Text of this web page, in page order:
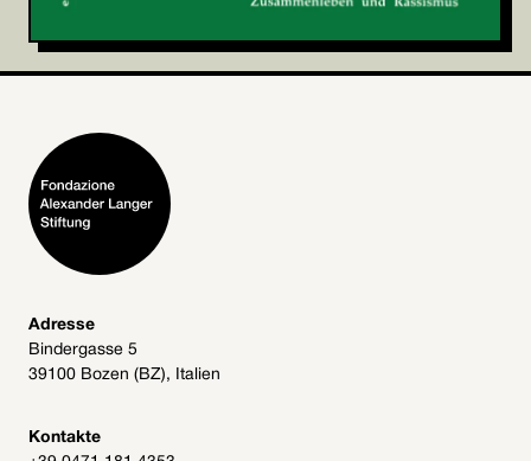
Adresse
Bindergasse 5
39100 Bozen (BZ), Italien
Kontakte